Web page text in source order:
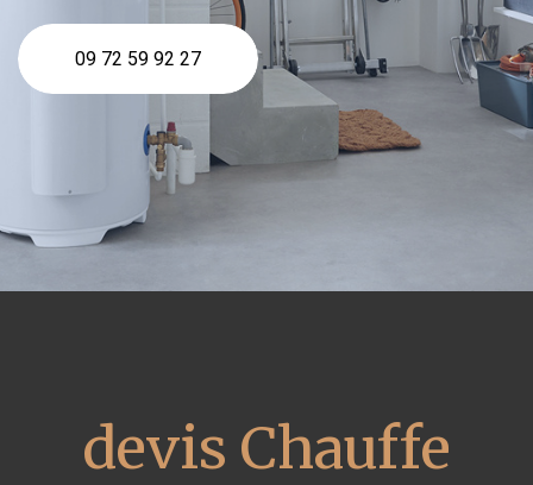
09 72 59 92 27
devis Chauffe